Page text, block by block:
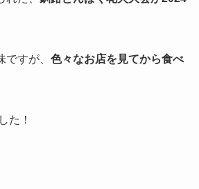
すが、 色々なお店を見てから食べ
た！